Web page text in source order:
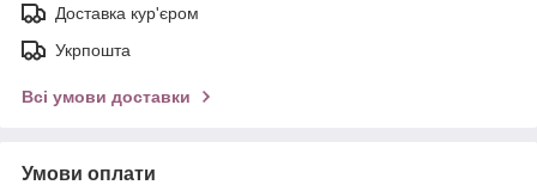
Доставка кур'єром
Укрпошта
Всі умови доставки
Умови оплати